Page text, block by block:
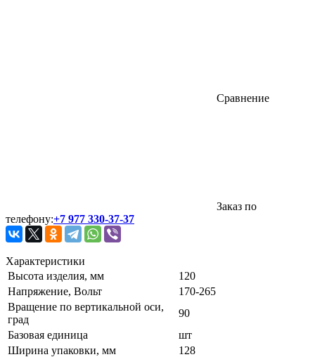
Сравнение
Заказ по
телефону:+7 977 330-37-37
Характеристики
Высота изделия, мм
120
Напряжение, Вольт
170-265
Вращение по вертикальной оси,
град
90
Базовая единица
шт
Ширина упаковки, мм
128